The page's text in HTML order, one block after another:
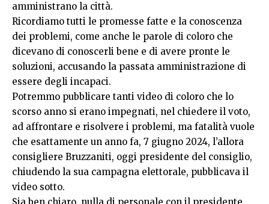
amministrano la città.
Ricordiamo tutti le promesse fatte e la conoscenza
dei problemi, come anche le parole di coloro che
dicevano di conoscerli bene e di avere pronte le
soluzioni, accusando la passata amministrazione di
essere degli incapaci.
Potremmo pubblicare tanti video di coloro che lo
scorso anno si erano impegnati, nel chiedere il voto,
ad affrontare e risolvere i problemi, ma fatalità vuole
che esattamente un anno fa, 7 giugno 2024, l’allora
consigliere Bruzzaniti, oggi presidente del consiglio,
chiudendo la sua campagna elettorale, pubblicava il
video sotto.